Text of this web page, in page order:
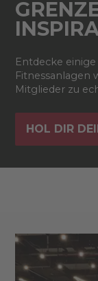
Entdecke
Fitnessanlagen
Mitglieder zu
HOL DIR